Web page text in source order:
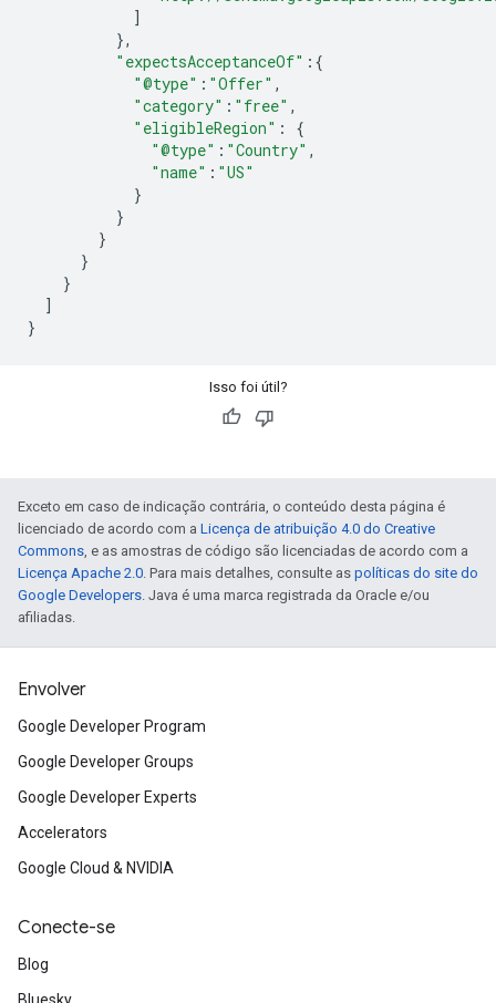
]
},
"expectsAcceptanceOf" :{
"@type" : "Offer" ,
"category" : "free" ,
"eligibleRegion" :
{
"@type" : "Country" ,
"name" : "US"
}
}
}
}
}
]
}
Isso foi útil?
Exceto em caso de indicação contrária, o conteúdo desta página é
licenciado de acordo com a Licença de atribuição 4.0 do Creative
Commons , e as amostras de código são licenciadas de acordo com a
Licença Apache 2.0 . Para mais detalhes, consulte as políticas do site do
Google Developers . Java é uma marca registrada da Oracle e/ou
afiliadas.
Envolver
Google Developer Program
Google Developer Groups
Google Developer Experts
Accelerators
Google Cloud & NVIDIA
Conecte-se
Blog
Bluesky